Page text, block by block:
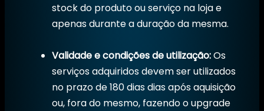
stock do produto ou serviço na loja e
apenas durante a duração da mesma.
Validade e condições de utilização:Os
serviços adquiridos devem ser utilizados
no prazo de 180 dias dias após aquisição
ou, fora do mesmo, fazendo o upgrade